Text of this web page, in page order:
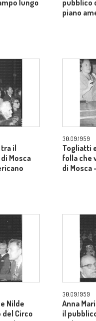
lungo
pubblico
piano
il
Mosca
30.09.1959
Togliatti
folla che
di Mosca
Nilde
Circo
30.09.1959
Anna
il